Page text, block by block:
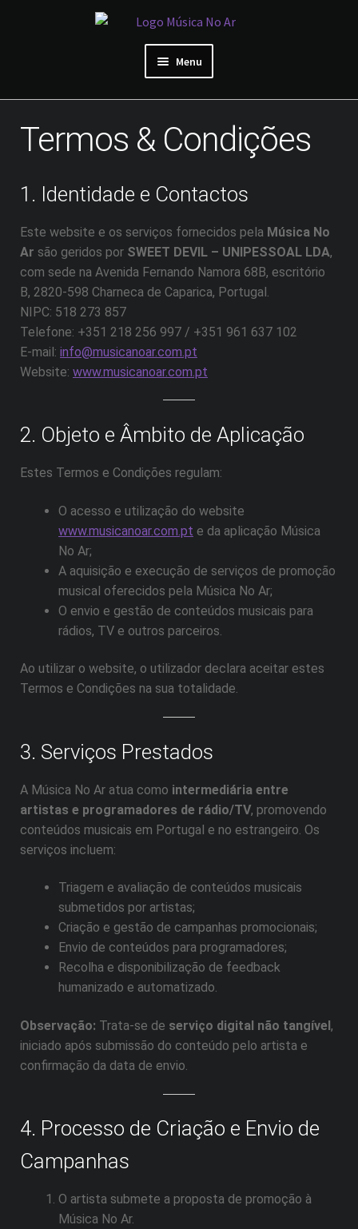
Ir
para
a
navegação
Saltar
para
o
conteúdo
Menu
Área de Artista
Início
Sobre Nós
Reviews de artistas
Preços
Termos & Condições
1. Identidade e Contactos
Este website e os serviços fornecidos pela Música No
Ar são geridos por SWEET DEVIL – UNIPESSOAL LDA,
com sede na Avenida Fernando Namora 68B, escritório
B, 2820-598 Charneca de Caparica, Portugal.
NIPC: 518 273 857
Telefone: +351 218 256 997 / +351 961 637 102
E-mail: info@musicanoar.com.pt
Website: www.musicanoar.com.pt
2. Objeto e Âmbito de Aplicação
Estes Termos e Condições regulam:
O acesso e utilização do website
www.musicanoar.com.pt e da aplicação Música
No Ar;
A aquisição e execução de serviços de promoção
musical oferecidos pela Música No Ar;
O envio e gestão de conteúdos musicais para
rádios, TV e outros parceiros.
Ao utilizar o website, o utilizador declara aceitar estes
Termos e Condições na sua totalidade.
3. Serviços Prestados
A Música No Ar atua como intermediária entre
artistas e programadores de rádio/TV, promovendo
conteúdos musicais em Portugal e no estrangeiro. Os
serviços incluem:
Triagem e avaliação de conteúdos musicais
submetidos por artistas;
Criação e gestão de campanhas promocionais;
Envio de conteúdos para programadores;
Recolha e disponibilização de feedback
humanizado e automatizado.
Observação: Trata-se de serviço digital não tangível,
iniciado após submissão do conteúdo pelo artista e
confirmação da data de envio.
4. Processo de Criação e Envio de
Campanhas
O artista submete a proposta de promoção à
Música No Ar.